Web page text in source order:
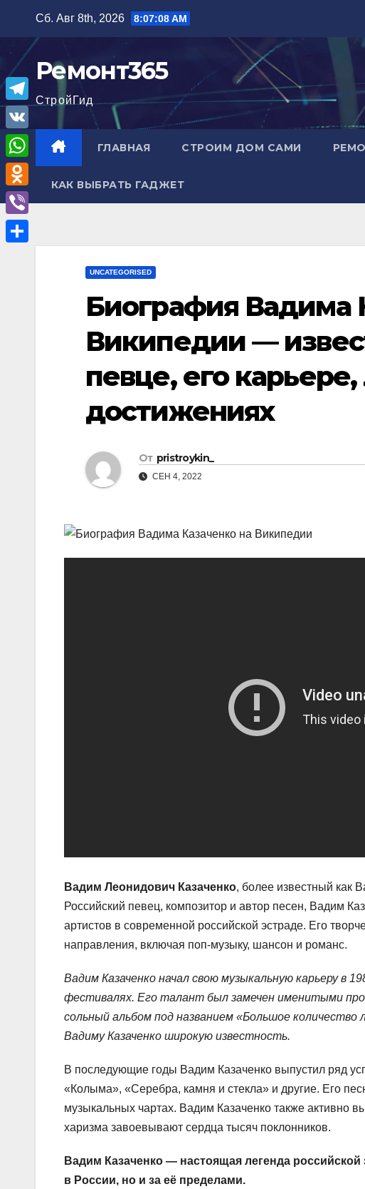
содержимому
Сб. Авг 8th, 2026 8:07:09 AM
Ремонт365
СтройГид
ГЛАВНАЯ СТРОИМ ДОМ САМИ
КАК ВЫБРАТЬ ГАДЖЕТ
UNCATEGORISED
Биография Вадима
Википедии —
певце, его
достижениях
От pristroykin_
СЕН 4, 2022
Вадим Леонидович Казаченко, более известный как
Российский певец, композитор и автор песен, Вадим
артистов в современной российской эстраде. Его
направления, включая поп-музыку, шансон и романс.
Вадим Казаченко начал свою музыкальную карьеру в
фестивалях. Его талант был замечен именитыми
сольный альбом под названием «Большое
Вадиму Казаченко широкую известность.
В последующие годы Вадим Казаченко выпустил ряд
«Колыма», «Серебра, камня и стекла» и другие. Его
музыкальных чартах. Вадим Казаченко также активно
харизма завоевывают сердца тысяч поклонников.
Вадим Казаченко — настоящая легенда
в России, но и за её пределами.
T
e
l
e
g
r
V
K
W
h
a
O
d
n
V